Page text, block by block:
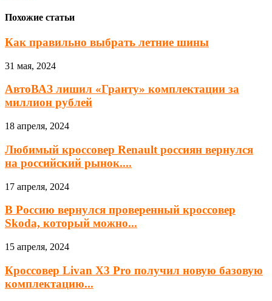
Похожие статьи
Как правильно выбрать летние шины
31 мая, 2024
АвтоВАЗ лишил «Гранту» комплектации за
миллион рублей
18 апреля, 2024
Любимый кроссовер Renault россиян вернулся
на российский рынок....
17 апреля, 2024
В Россию вернулся проверенный кроссовер
Skoda, который можно...
15 апреля, 2024
Кроссовер Livan X3 Pro получил новую базовую
комплектацию...